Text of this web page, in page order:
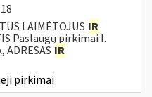
LAIMĖTOJUS IR
Paslaugų pirkimai I.
ADRESAS IR
pirkimai